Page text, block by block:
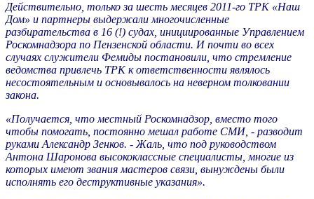
Действительно, только за шесть месяцев 2011-го ТРК «Наш
Дом» и партнеры выдержали многочисленные
разбирательства в 16 (!) судах, инициированные Управлением
Роскомнадзора по Пензенской области. И почти во всех
случаях служители Фемиды постановили, что стремление
ведомства привлечь ТРК к ответственности являлось
несостоятельным и основывалось на неверном толковании
закона.
«Получается, что местный Роскомнадзор, вместо того
чтобы помогать, постоянно мешал работе СМИ, - разводит
руками Александр Зенков. - Жаль, что под руководством
Антона Шаронова высококлассные специалисты, многие из
которых имеют звания мастеров связи, вынуждены были
исполнять его деструктивные указания».